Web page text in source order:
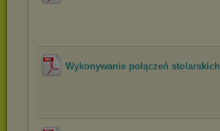
Wykonywanie połączeń stolarskich